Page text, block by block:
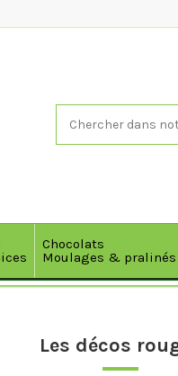
Chocolats
Moulages & pralinés
Les décos